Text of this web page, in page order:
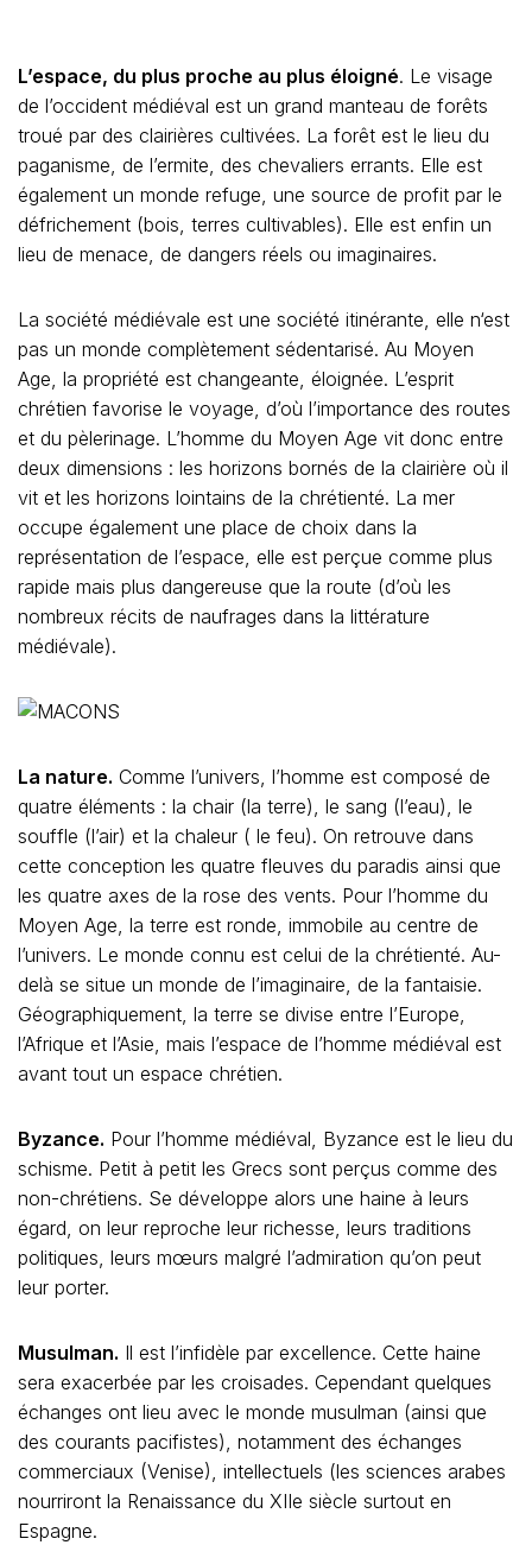
L’espace, du plus proche au plus éloigné. Le visage
de l’occident médiéval est un grand manteau de forêts
troué par des clairières cultivées. La forêt est le lieu du
paganisme, de l’ermite, des chevaliers errants. Elle est
également un monde refuge, une source de profit par le
défrichement (bois, terres cultivables). Elle est enfin un
lieu de menace, de dangers réels ou imaginaires.
La société médiévale est une société itinérante, elle n‘est
pas un monde complètement sédentarisé. Au Moyen
Age, la propriété est changeante, éloignée. L’esprit
chrétien favorise le voyage, d’où l’importance des routes
et du pèlerinage. L’homme du Moyen Age vit donc entre
deux dimensions : les horizons bornés de la clairière où il
vit et les horizons lointains de la chrétienté. La mer
occupe également une place de choix dans la
représentation de l’espace, elle est perçue comme plus
rapide mais plus dangereuse que la route (d’où les
nombreux récits de naufrages dans la littérature
médiévale).
La nature. Comme l’univers, l’homme est composé de
quatre éléments : la chair (la terre), le sang (l’eau), le
souffle (l’air) et la chaleur ( le feu). On retrouve dans
cette conception les quatre fleuves du paradis ainsi que
les quatre axes de la rose des vents. Pour l’homme du
Moyen Age, la terre est ronde, immobile au centre de
l’univers. Le monde connu est celui de la chrétienté. Au-
delà se situe un monde de l’imaginaire, de la fantaisie.
Géographiquement, la terre se divise entre l’Europe,
l’Afrique et l’Asie, mais l’espace de l’homme médiéval est
avant tout un espace chrétien.
Byzance. Pour l’homme médiéval, Byzance est le lieu du
schisme. Petit à petit les Grecs sont perçus comme des
non-chrétiens. Se développe alors une haine à leurs
égard, on leur reproche leur richesse, leurs traditions
politiques, leurs mœurs malgré l’admiration qu’on peut
leur porter.
Musulman. Il est l’infidèle par excellence. Cette haine
sera exacerbée par les croisades. Cependant quelques
échanges ont lieu avec le monde musulman (ainsi que
des courants pacifistes), notamment des échanges
commerciaux (Venise), intellectuels (les sciences arabes
nourriront la Renaissance du XIIe siècle surtout en
Espagne.